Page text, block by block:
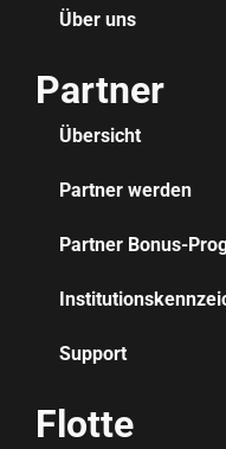
Über uns
Partner
Übersicht
Partner werden
Partner Bonus-
Support
Flotte